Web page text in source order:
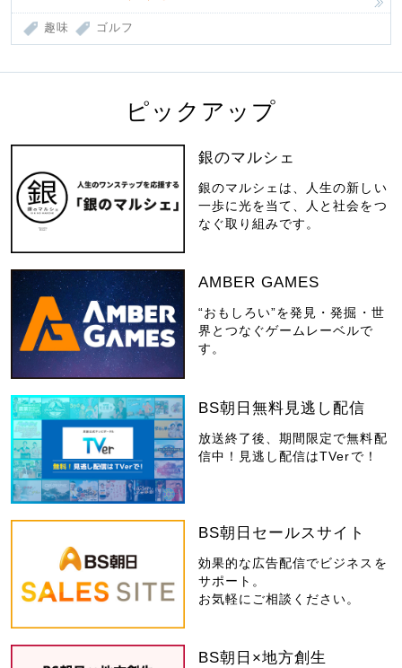
趣味 ゴルフ
ピックアップ
銀のマルシェ
銀のマルシェは、人生の新しい
一歩に光を当て、人と社会をつ
なぐ取り組みです。
AMBER GAMES
“おもしろい”を発見・発掘・世
界とつなぐゲームレーベルで
す。
BS朝日無料見逃し配信
放送終了後、期間限定で無料配
信中！見逃し配信はTVerで！
BS朝日セールスサイト
効果的な広告配信でビジネスを
サポート。
お気軽にご相談ください。
BS朝日×地方創生